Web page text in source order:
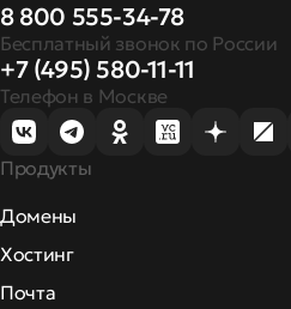
8 800 555-34-78
Бесплатный звонок по России
+7 (495) 580-11-11
Телефон в Москве
Продукты
Домены
Хостинг
Почта